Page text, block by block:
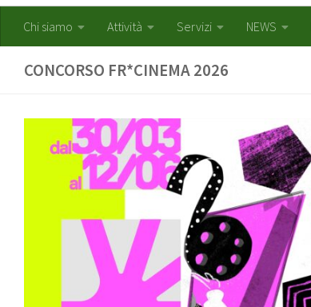
Chi siamo Attività Servizi NEWS
CONCORSO FR*CINEMA 2026